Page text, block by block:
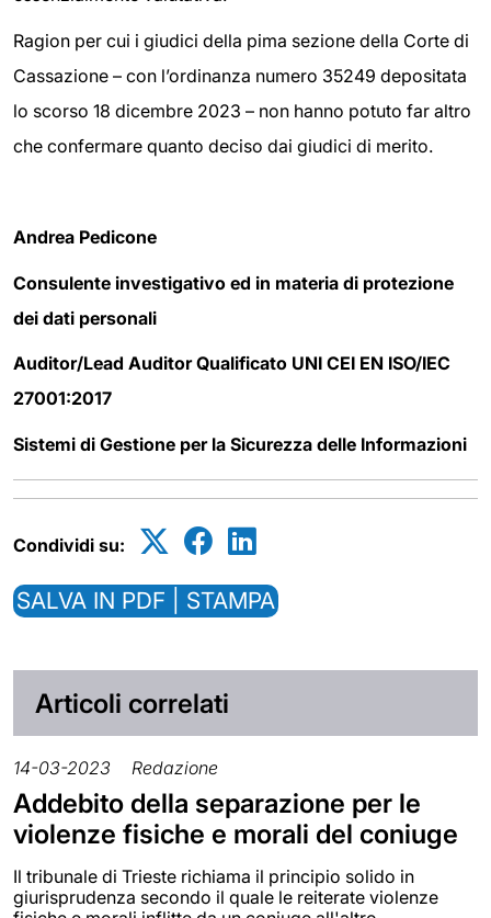
Ragion per cui i giudici della pima sezione della Corte di
Cassazione – con l’ordinanza numero 35249 depositata
lo scorso 18 dicembre 2023 – non hanno potuto far altro
che confermare quanto deciso dai giudici di merito.
Andrea Pedicone
Consulente investigativo ed in materia di protezione
dei dati personali
Auditor/Lead Auditor Qualificato UNI CEI EN ISO/IEC
27001:2017
Sistemi di Gestione per la Sicurezza delle Informazioni
Condividi su:
SALVA IN PDF | STAMPA
Articoli correlati
14-03-2023 Redazione
Addebito della separazione per le
violenze fisiche e morali del coniuge
Il tribunale di Trieste richiama il principio solido in
giurisprudenza secondo il quale le reiterate violenze